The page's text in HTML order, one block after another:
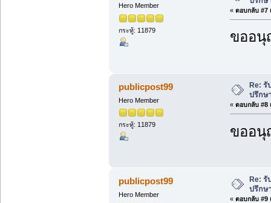
Hero Member
กระทู้: 11879
« ตอบกลับ #7
ขออนุ
publicpost99
Hero Member
กระทู้: 11879
Re: รั
ปรึกษ
« ตอบกลับ #8
ขออนุ
publicpost99
Hero Member
Re: รั
ปรึกษ
« ตอบกลับ #9